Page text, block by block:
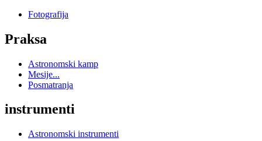
Fotografija
Praksa
Astronomski kamp
Mesije...
Posmatranja
instrumenti
Astronomski instrumenti